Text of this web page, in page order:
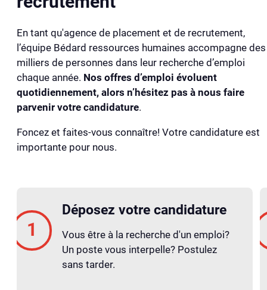
En tant qu'agence de placement et de recrutement,
l’équipe Bédard ressources humaines accompagne des
milliers de personnes dans leur recherche d’emploi
chaque année. Nos offres d’emploi évoluent
quotidiennement, alors n’hésitez pas à nous faire
parvenir votre candidature.
Foncez et faites-vous connaître! Votre candidature est
importante pour nous.
Déposez votre candidature
Vous être à la recherche d'un emploi?
Un poste vous interpelle? Postulez
sans tarder.